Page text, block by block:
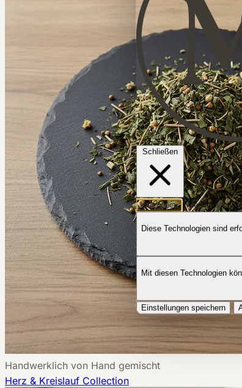
Handwerklich von Hand gemischt
Herz & Kreislauf Collection
Schließen
Kategorien Services
Diese Technologien sind
Mit diesen Technologien
Einstellungen speichern